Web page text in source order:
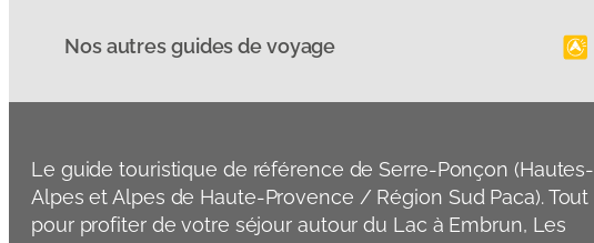
Nos autres guides de voyage
Le guide touristique de référence de Serre-Ponçon (Hautes-
Alpes et Alpes de Haute-Provence / Région Sud Paca). Tout
pour profiter de votre séjour autour du Lac à Embrun, Les